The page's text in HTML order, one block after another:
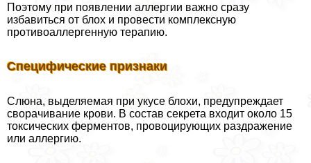
Поэтому при появлении аллергии важно сразу
избавиться от блох и провести комплексную
противоаллергенную терапию.
Специфические признаки
Слюна, выделяемая при укусе блохи, предупреждает
сворачивание крови. В состав секрета входит около 15
токсических ферментов, провоцирующих раздражение
или аллергию.